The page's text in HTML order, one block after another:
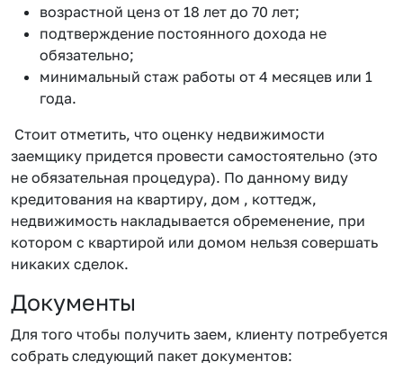
возрастной ценз от 18 лет до 70 лет;
подтверждение постоянного дохода не
обязательно;
минимальный стаж работы от 4 месяцев или 1
года.
Стоит отметить, что оценку недвижимости
заемщику придется провести самостоятельно (это
не обязательная процедура). По данному виду
кредитования на квартиру, дом , коттедж,
недвижимость накладывается обременение, при
котором с квартирой или домом нельзя совершать
никаких сделок.
Документы
Для того чтобы получить заем, клиенту потребуется
собрать следующий пакет документов: